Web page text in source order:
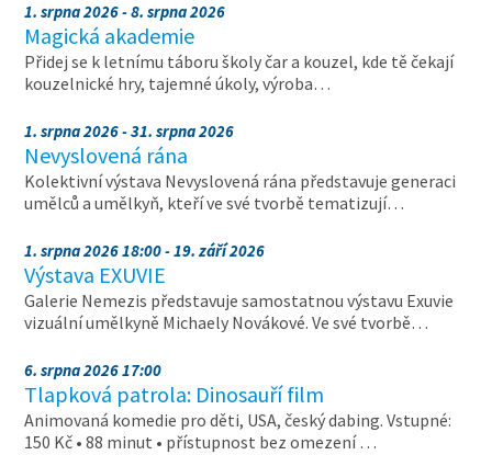
1. srpna 2026 - 8. srpna 2026
Magická akademie
Přidej se k letnímu táboru školy čar a kouzel, kde tě čekají
kouzelnické hry, tajemné úkoly, výroba…
1. srpna 2026 - 31. srpna 2026
Nevyslovená rána
Kolektivní výstava Nevyslovená rána představuje generaci
umělců a umělkyň, kteří ve své tvorbě tematizují…
1. srpna 2026 18:00 - 19. září 2026
Výstava EXUVIE
Galerie Nemezis představuje samostatnou výstavu Exuvie
vizuální umělkyně Michaely Novákové. Ve své tvorbě…
6. srpna 2026 17:00
Tlapková patrola: Dinosauří film
Animovaná komedie pro děti, USA, český dabing. Vstupné:
150 Kč • 88 minut • přístupnost bez omezení …